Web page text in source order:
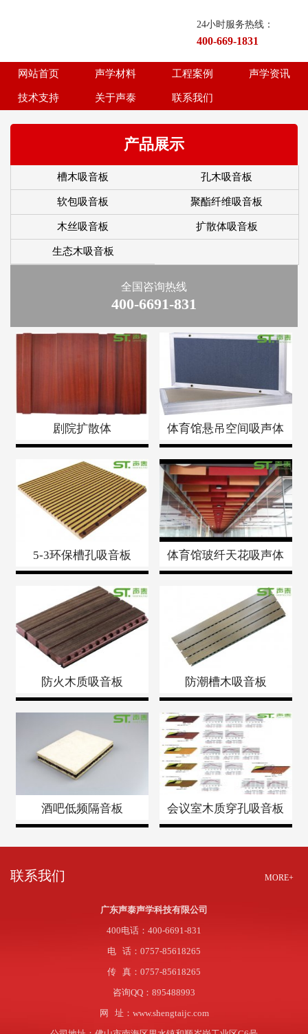
24小时服务热线：
400-669-1831
网站首页 声学材料 工程案例 声学资讯
技术支持 关于声泰 联系我们
1 2 4 5
产品展示
槽木吸音板 孔木吸音板
软包吸音板 聚酯纤维吸音板
木丝吸音板 扩散体吸音板
生态木吸音板
全国咨询热线
400-6691-831
剧院扩散体 体育馆悬吊空间吸声体
5-3环保槽孔吸音板 体育馆玻纤天花吸声体
防火木质吸音板 防潮槽木吸音板
酒吧低频隔音板 会议室木质穿孔吸音板
MORE+
联系我们
广东声泰声学科技有限公司
400电话：400-6691-831
电 话：0757-85618265
传 真：0757-85618265
咨询QQ：895488993
网 址：www.shengtaijc.com